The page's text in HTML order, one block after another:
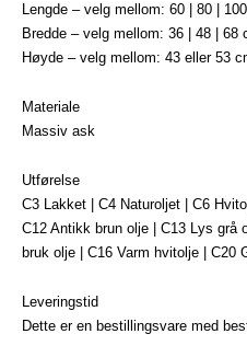
Lengde – velg mellom: 60 | 80 |
Bredde – velg mellom: 36 | 48 | 68
Høyde – velg mellom: 43 eller 53
Materiale
Massiv ask
Utførelse
C3 Lakket | C4 Naturoljet | C6
C12 Antikk brun olje | C13 Lys grå
bruk olje | C16 Varm hvitolje | C20
Leveringstid
Dette er en bestillingsvare med